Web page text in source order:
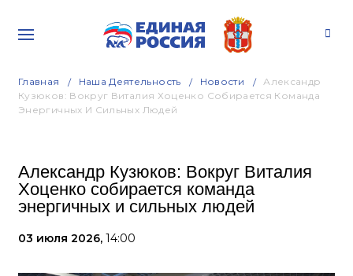
Главная Наша Деятельность Новости
Александр
Кузюков: Вокруг Виталия Хоценко Собирается Команда
Энергичных И Сильных Людей
Александр Кузюков: Вокруг Виталия
Хоценко собирается команда
энергичных и сильных людей
03 июля 2026, 14:00